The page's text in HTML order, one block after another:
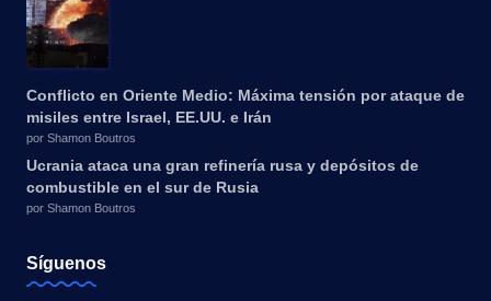
Conflicto en Oriente Medio: Máxima tensión por ataque de
misiles entre Israel, EE.UU. e Irán
por Shamon Boutros
Ucrania ataca una gran refinería rusa y depósitos de
combustible en el sur de Rusia
por Shamon Boutros
Síguenos